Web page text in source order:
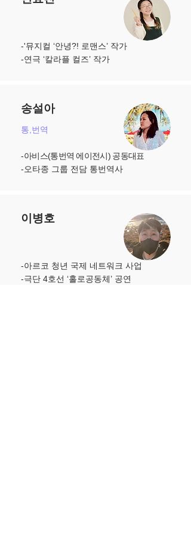
-'뮤지컬 ‘안녕?! 로맨스’ 작가
​-연극 ‘칼라플 컬즈’ 작가
송설아
통,번역
-아비스(통번역 에이전시) 공동대표
​-오타종 그룹 전담 통번역사
이병호
-아르코 청년 국제 네트워크 사업
​-극단 4호선 ‘홀로공동체’ 공연